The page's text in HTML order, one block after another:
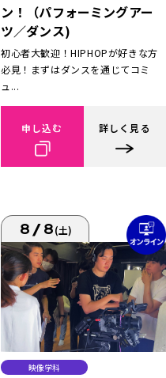
ン！（パフォーミングアー
ツ／ダンス)
初心者大歓迎！HIPHOPが好きな方
必見！まずはダンスを通じてコミ
ュ...
申し込む 詳しく見る
8/8(土)
映像学科